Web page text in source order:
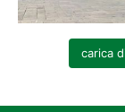
carica